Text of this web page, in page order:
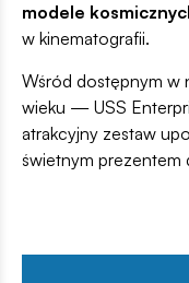
modele
w kinematografii.
Wśród dostępnym w
wieku — USS
atrakcyjny zestaw
świetnym prezentem